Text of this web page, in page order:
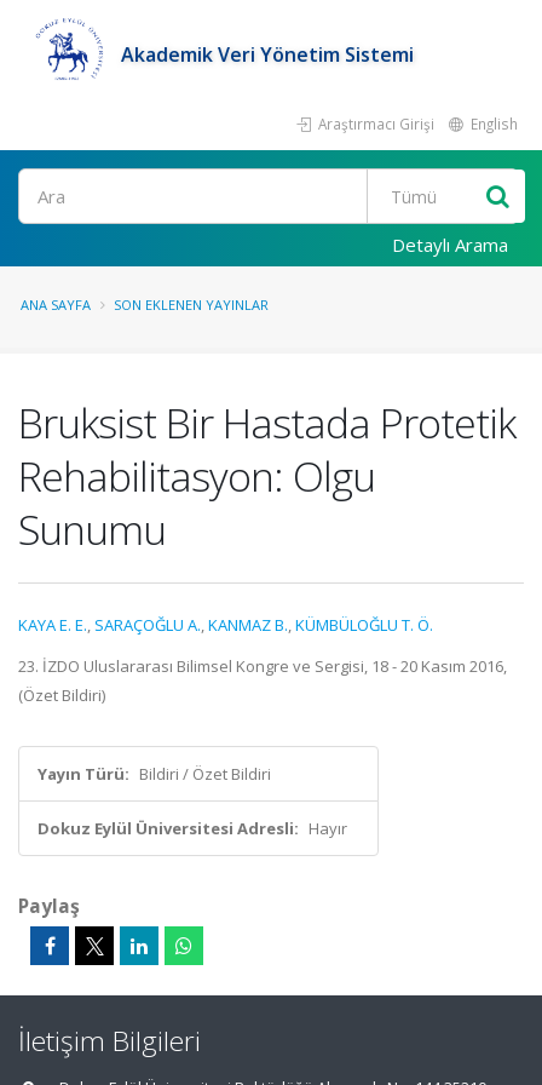
Akademik Veri Yönetim Sistemi
Araştırmacı Girişi English
Ara
Detaylı Arama
ANA SAYFA SON EKLENEN YAYINLAR
Bruksist Bir Hastada Protetik
Rehabilitasyon: Olgu
Sunumu
KAYA E. E., SARAÇOĞLU A.,KANMAZ B.,KÜMBÜLOĞLU T. Ö.
23. İZDO Uluslararası Bilimsel Kongre ve Sergisi, 18 - 20 Kasım 2016,
(Özet Bildiri)
Yayın Türü: Bildiri / Özet Bildiri
Dokuz Eylül Üniversitesi Adresli: Hayır
Paylaş
İletişim Bilgileri